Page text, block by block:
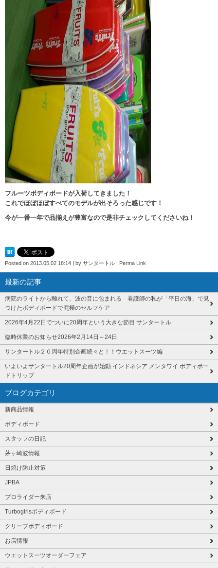
フルーツボディボードが入荷してきました！
これでほぼほぼすべてのモデルが出そろった感じです！
今が一番一年で品揃えが豊富なので是非チェックしてくださいね！
Posted on 2013.05.02 18:14 | by サンタートル | Perma Link
最新の記事
病院のライトから離れて、波の音に包まれる 看護師の私が「平日の海」で見
つけたボディボードで究極のセルフケア
2026年4月22日でついに20周年という大きな節目 サンタートル
臨時休業のお知らせ2026年2月14日～24日
サンタートル２０周年特別企画続々と！！ウエットスーツ編
いよいよサンタートル20周年企画が始動 インドネシア メンタワイ ボディボー
ドトリップ
ブログカテゴリ
新商品情報
ボディボード
スタッフの日記
茅ヶ崎波情報
日焼け防止対策
JPBA
プロライダー来店
Turbogirlsボディボード
クリーブボディボード
お店情報
ウエットスーツオーダーフェア